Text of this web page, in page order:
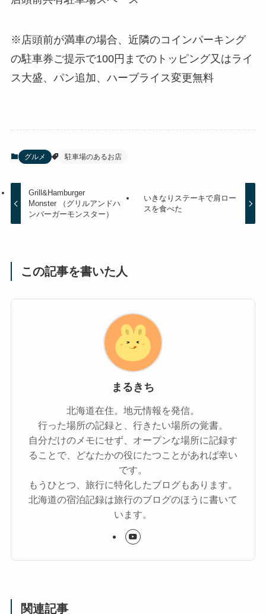
※店頭前が満車の場合、近隣のコインパーキング
の駐車券ご提示で100円までのトッピング又はライ
ス大盛、パン追加、ハーブライス変更無料
グルメ 駐車場のあるお店
Grill&Hamburger
Monster （グリルアンドハ
ンバーガーモンスター）
いきなりステーキで肩ロー
スを食べた
この記事を書いた人
まるきち
北海道在住。地元情報を発信。
行った場所の記録と、行きたい場所の覚書。
自分だけのメモにせず、オープンな場所に記録す
ることで、どなたかの役にたつことがあれば幸い
です。
もうひとつ、旅行に特化したブログもあります。
北海道の宿泊記録は旅行のブログのほうに書いて
います。
関連記事